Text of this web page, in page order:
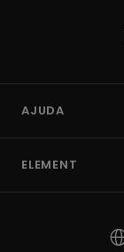
AJUDA
ELEMENT